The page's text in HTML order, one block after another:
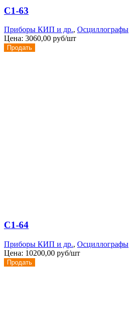
С1-63
Приборы КИП и др., Осциллографы
Цена: 3060,00 руб/шт
Продать
С1-64
Приборы КИП и др., Осциллографы
Цена: 10200,00 руб/шт
Продать